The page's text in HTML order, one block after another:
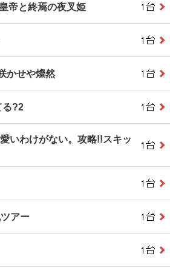
帝と終焉の夜叉姫
かせや燦然
る?2
いわけがない。攻略!!スキッ
アー